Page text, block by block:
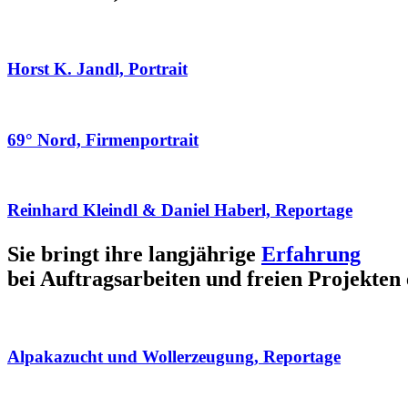
Horst K. Jandl, Portrait
69° Nord, Firmenportrait
Reinhard Kleindl & Daniel Haberl, Reportage
Sie bringt ihre langjährige Erfahrung
bei Auftragsarbeiten und freien Projekten
Alpakazucht und Wollerzeugung, Reportage